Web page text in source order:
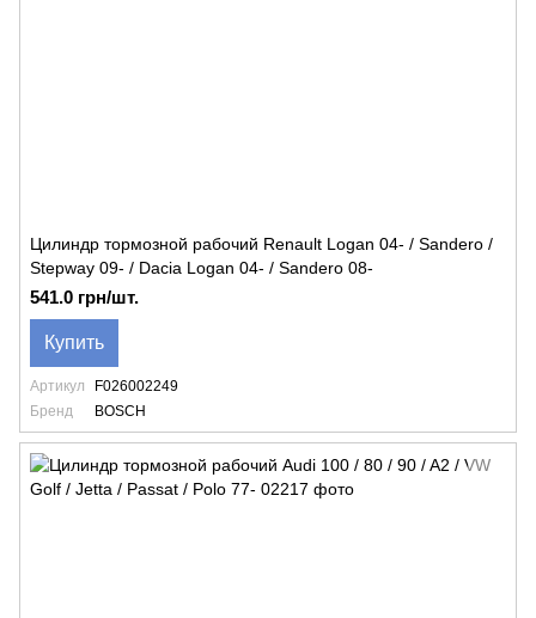
Цилиндр тормозной рабочий Renault Logan 04- / Sandero /
Stepway 09- / Dacia Logan 04- / Sandero 08-
541.0 грн/шт.
Купить
Артикул
F026002249
Бренд
BOSCH